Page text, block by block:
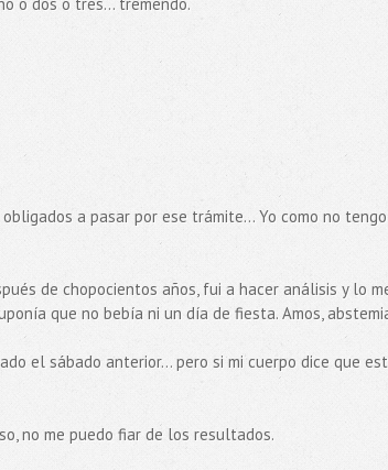
a pasar por ese trámite... Yo como no
de chopocientos años, fui a hacer análisis y lo
que no bebía ni un día de fiesta. Amos,
el sábado anterior... pero si mi cuerpo dice que
no me puedo fiar de los resultados.